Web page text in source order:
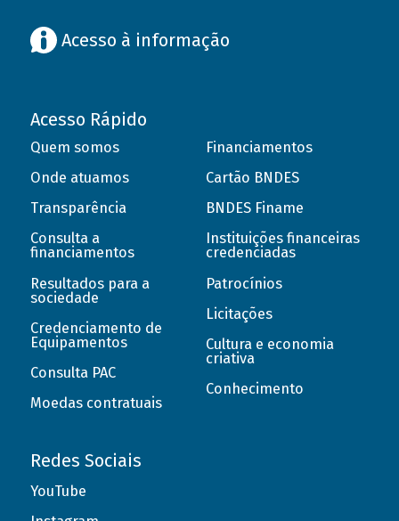
Acesso à informação
Acesso Rápido
Quem somos
Onde atuamos
Transparência
Consulta a
financiamentos
Resultados para a
sociedade
Credenciamento de
Equipamentos
Consulta PAC
Moedas contratuais
Financiamentos
Cartão BNDES
BNDES Finame
Instituições financeiras
credenciadas
Patrocínios
Licitações
Cultura e economia
criativa
Conhecimento
Redes Sociais
YouTube